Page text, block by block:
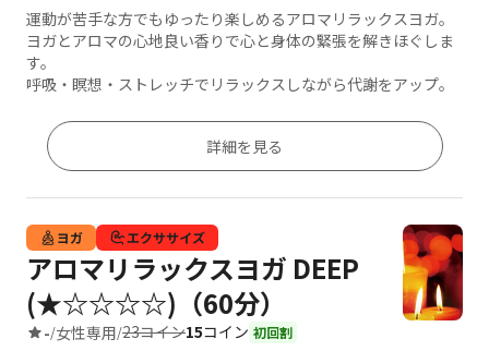
運動が苦手な方でもゆったり楽しめるアロマリラックスヨガ。
ヨガとアロマの心地良い香りで心と身体の緊張を解きほぐしま
す。
呼吸・瞑想・ストレッチでリラックスしながら代謝をアップ。
詳細を見る
ヨガ エクササイズ
アロマリラックスヨガ DEEP
(★☆☆☆☆)（60分）
-/女性専用/23コイン15コイン 初回割